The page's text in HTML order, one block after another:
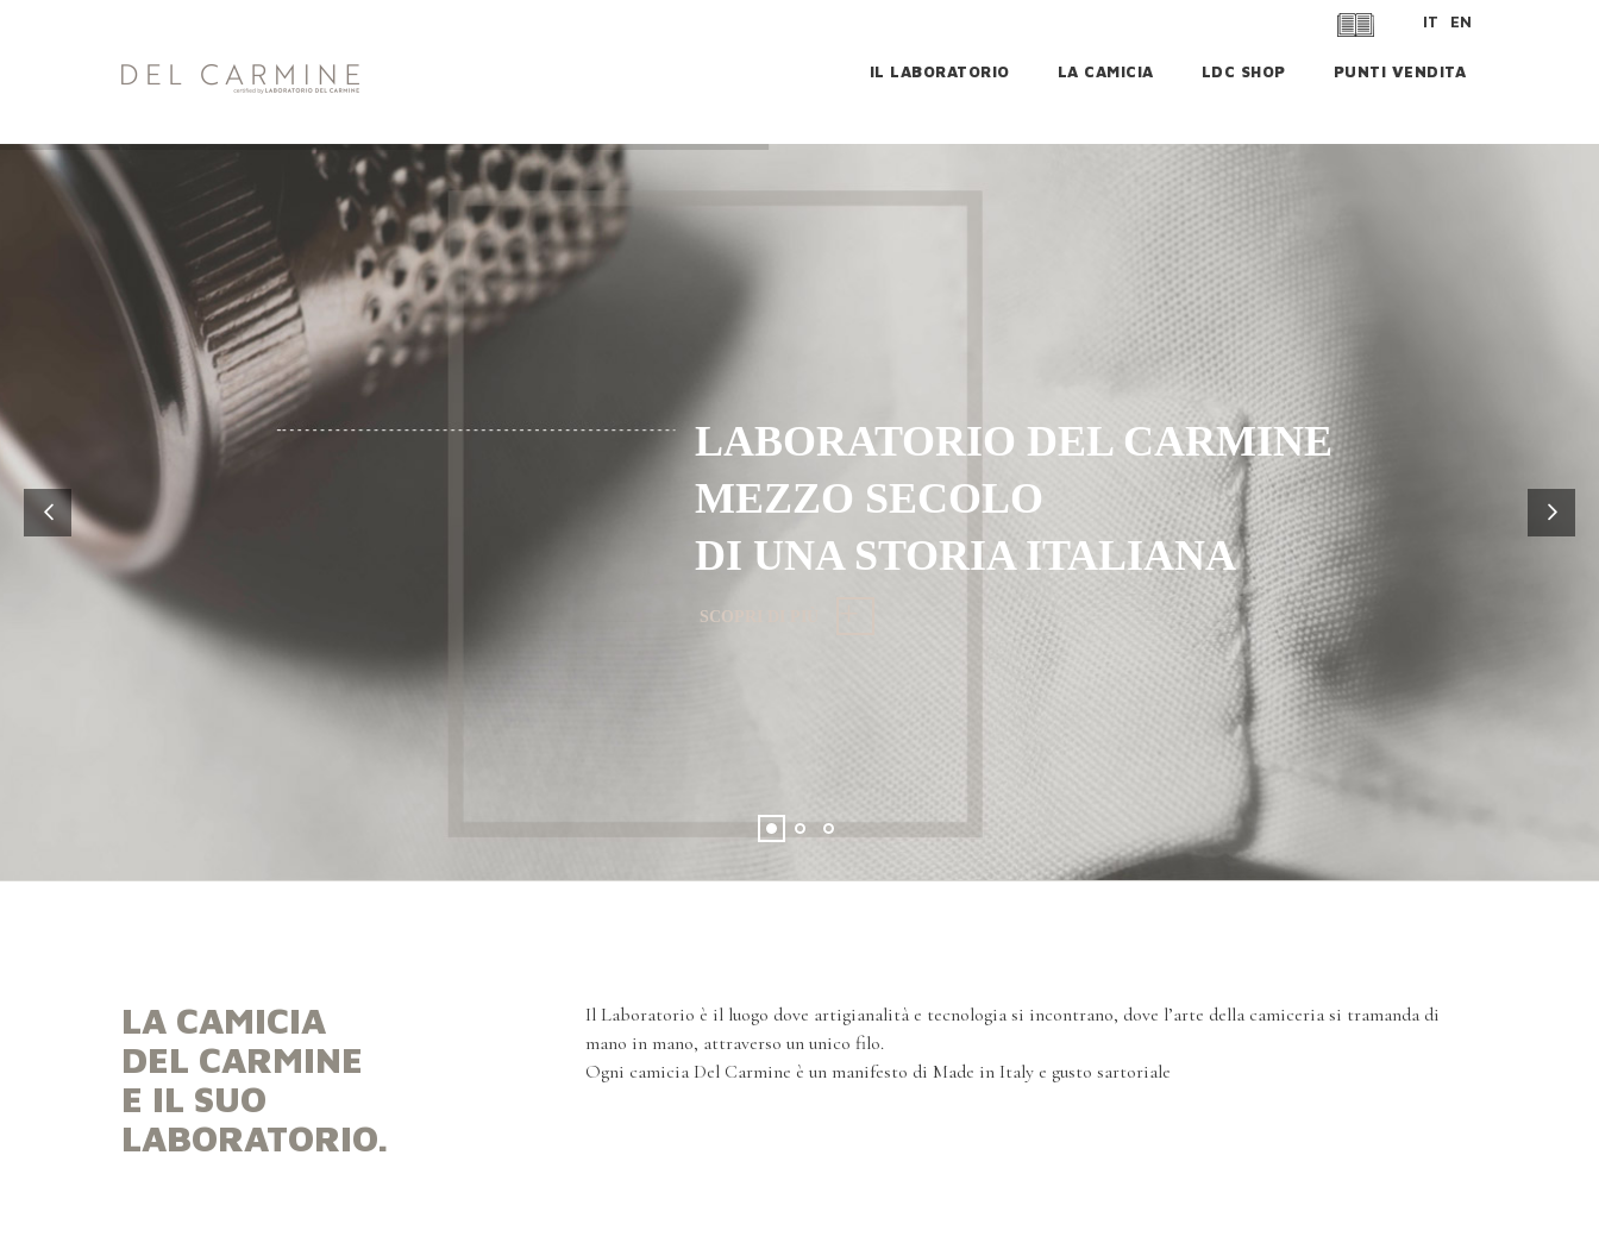
IT EN
IL LABORATORIO LA CAMICIA LDC SHOP PUNTI VENDITA
LABORATORIO DEL CARMINE
MEZZO SECOLO
DI UNA STORIA ITALIANA
SCOPRI DI PIÙ
LA CAMICIA
DEL CARMINE
E IL SUO
LABORATORIO.
Il Laboratorio è il luogo dove artigianalità e tecnologia si incontrano, dove l’arte della camiceria si tramanda di
mano in mano, attraverso un unico filo.
Ogni camicia Del Carmine è un manifesto di Made in Italy e gusto sartoriale